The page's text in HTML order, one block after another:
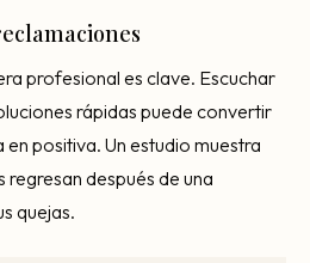
profesional es clave. Escuchar
rápidas puede convertir
positiva. Un estudio muestra
regresan después de una
quejas.